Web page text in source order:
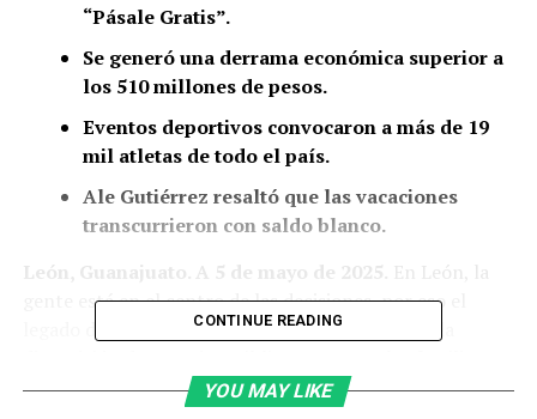
“Pásale Gratis”.
Se generó una derrama económica superior a
los 510 millones de pesos.
Eventos deportivos convocaron a más de 19
mil atletas de todo el país.
Ale Gutiérrez resaltó que las vacaciones
transcurrieron con saldo blanco.
León, Guanajuato. A 5 de mayo de 2025. En León, la
gente está en el centro de las decisiones, por eso el
legado de la Administración de Ale Gutiérrez es la
disfruten.
CONTINUE READING
YOU MAY LIKE